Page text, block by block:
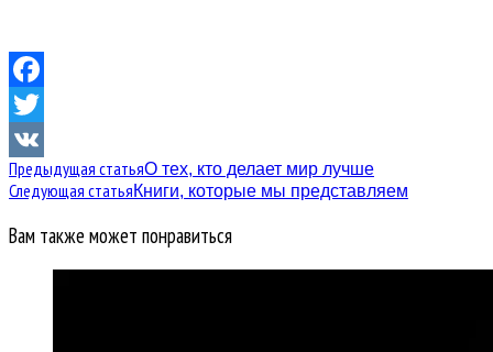
Facebook
Twitter
VK
Предыдущая статьяО тех, кто делает мир лучше
Следующая статьяКниги, которые мы представляем
Вам также может понравиться